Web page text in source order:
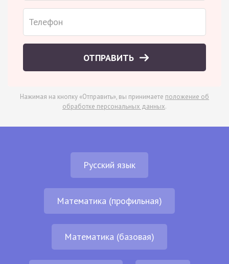
ОТПРАВИТЬ
Нажимая на кнопку «Отправить», вы принимаете положение об
обработке персональных данных.
Русский язык
Математика (профильная)
Математика (базовая)